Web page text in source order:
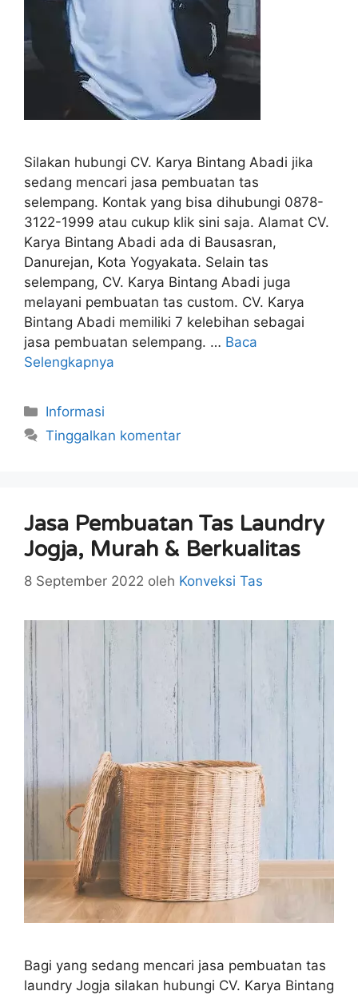
Silakan hubungi CV. Karya Bintang Abadi jika
sedang mencari jasa pembuatan tas
selempang. Kontak yang bisa dihubungi 0878-
3122-1999 atau cukup klik sini saja. Alamat CV.
Karya Bintang Abadi ada di Bausasran,
Danurejan, Kota Yogyakata. Selain tas
selempang, CV. Karya Bintang Abadi juga
melayani pembuatan tas custom. CV. Karya
Bintang Abadi memiliki 7 kelebihan sebagai
jasa pembuatan selempang. … Baca
Selengkapnya
Kategori
Informasi
Tinggalkan komentar
Jasa Pembuatan Tas Laundry
Jogja, Murah & Berkualitas
8 September 2022 oleh Konveksi Tas
Bagi yang sedang mencari jasa pembuatan tas
laundry Jogja silakan hubungi CV. Karya Bintang